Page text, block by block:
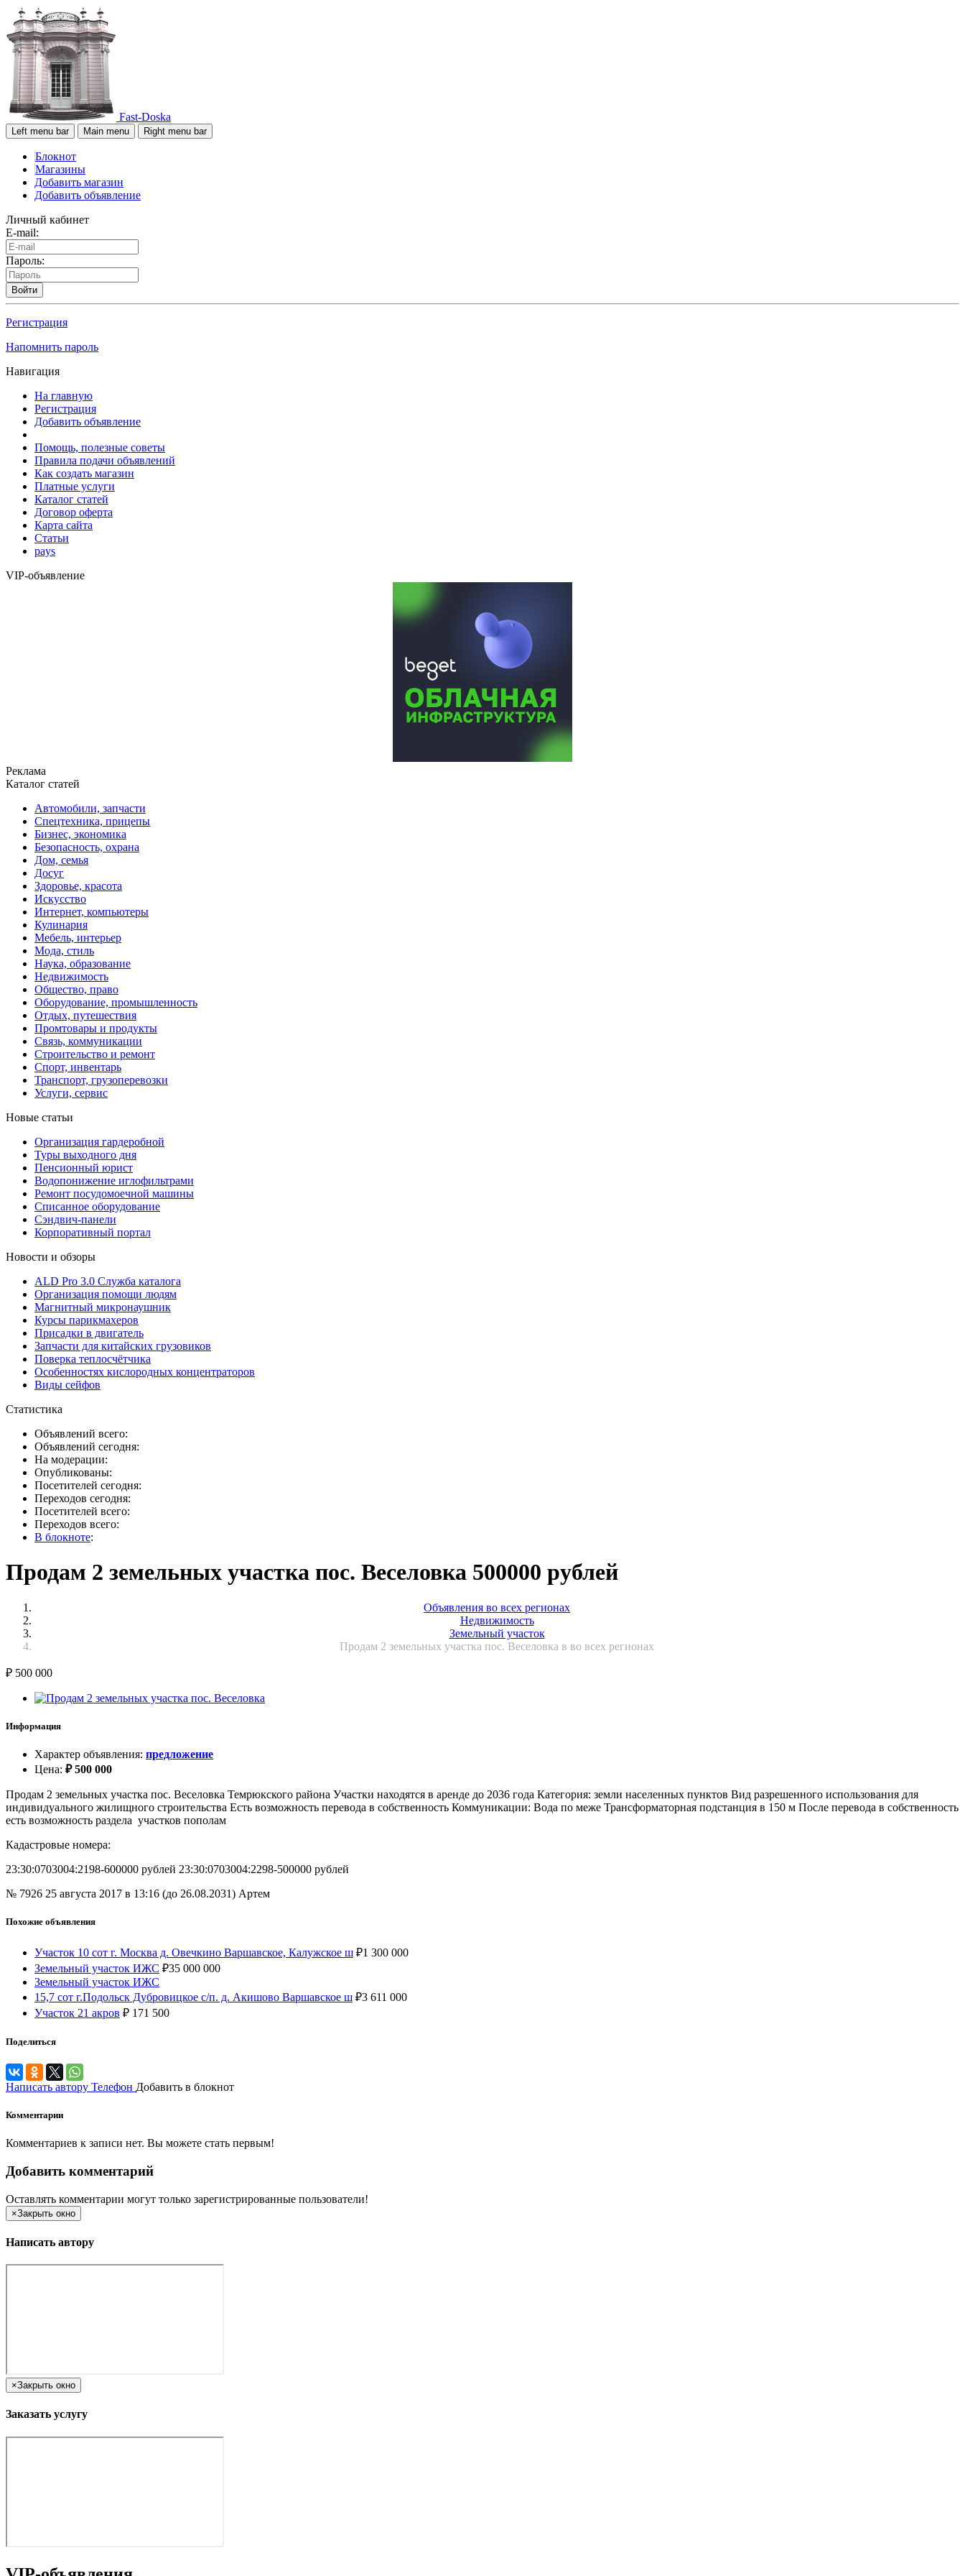
Fast-Doska
Left menu bar Main menu Right menu bar
Блокнот
Магазины
Добавить магазин
Добавить объявление
Личный кабинет
E-mail:
Пароль:
Войти
Регистрация
Напомнить пароль
Навигация
На главную
Регистрация
Добавить объявление
Помощь, полезные советы
Правила подачи объявлений
Как создать магазин
Платные услуги
Каталог статей
Договор оферта
Карта сайта
Статьи
pays
VIP-объявление
Реклама
Каталог статей
Автомобили, запчасти
Спецтехника, прицепы
Бизнес, экономика
Безопасность, охрана
Дом, семья
Досуг
Здоровье, красота
Искусство
Интернет, компьютеры
Кулинария
Мебель, интерьер
Мода, стиль
Наука, образование
Недвижимость
Общество, право
Оборудование, промышленность
Отдых, путешествия
Промтовары и продукты
Связь, коммуникации
Строительство и ремонт
Cпорт, инвентарь
Транспорт, грузоперевозки
Услуги, сервис
Новые статьи
Организация гардеробной
Туры выходного дня
Пенсионный юрист
Водопонижение иглофильтрами
Ремонт посудомоечной машины
Списанное оборудование
Сэндвич-панели
Корпоративный портал
Новости и обзоры
ALD Pro 3.0 Служба каталога
Организация помощи людям
Магнитный микронаушник
Курсы парикмахеров
Присадки в двигатель
Запчасти для китайских грузовиков
Поверка теплосчётчика
Особенностях кислородных концентраторов
Виды сейфов
Статистика
Объявлений всего:
Объявлений сегодня:
На модерации:
Опубликованы:
Посетителей сегодня:
Переходов сегодня:
Посетителей всего:
Переходов всего:
В блокноте:
Продам 2 земельных участка пос. Веселовка 500000 рублей
Объявления во всех регионах
Недвижимость
Земельный участок
Продам 2 земельных участка пос. Веселовка в во всех регионах
₽ 500 000
Информация
Характер объявления: предложение
Цена: ₽500 000
Продам 2 земельных участка пос. Веселовка Темрюкского района Участки находятся в аренде до 2036 года Категория: земли населенных пунктов Вид разрешенного использования для
индивидуального жилищного строительства Есть возможность перевода в собственность Коммуникации: Вода по меже Трансформаторная подстанция в 150 м После перевода в собственность
есть возможность раздела участков пополам
Кадастровые номера:
23:30:0703004:2198-600000 рублей 23:30:0703004:2298-500000 рублей
№ 7926 25 августа 2017 в 13:16 (до 26.08.2031) Артем
Похожие объявления
Участок 10 сот г. Москва д. Овечкино Варшавское, Калужское ш ₽1 300 000
Земельный участок ИЖС ₽35 000 000
Земельный участок ИЖС
15,7 сот г.Подольск Дубровицкое с/п. д. Акишово Варшавское ш ₽3 611 000
Участок 21 акров ₽ 171 500
Поделиться
Написать автору Телефон Добавить в блокнот
Комментарии
Комментариев к записи нет. Вы можете стать первым!
Добавить комментарий
Оставлять комментарии могут только зарегистрированные пользователи!
×Закрыть окно
Написать автору
×Закрыть окно
Заказать услугу